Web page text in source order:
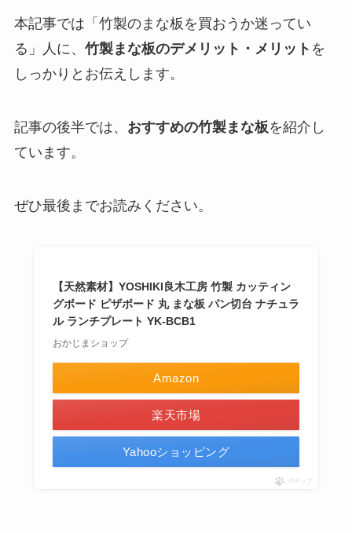
本記事では「竹製のまな板を買おうか迷ってい
る」人に、 竹製まな板のデメリット・メリット を
しっかりとお伝えします。
記事の後半では、 おすすめの竹製まな板を紹介し
ています。
ぜひ最後までお読みください。
【天然素材】YOSHIKI良木工房 竹製 カッティン
グボード ピザボード 丸 まな板 パン切台 ナチュラ
ル ランチプレート YK-BCB1
おかじまショップ
Amazon
楽天市場
Yahooショッピング
ポチップ